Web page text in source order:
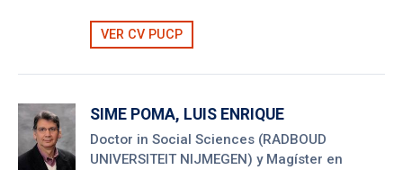
VER CV PUCP
SIME POMA, LUIS ENRIQUE
Doctor in Social Sciences (RADBOUD
UNIVERSITEIT NIJMEGEN) y Magíster en